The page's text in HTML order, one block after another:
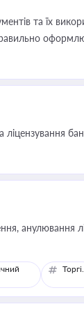
та їх
анулювання